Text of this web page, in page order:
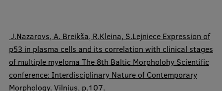
J.Nazarovs, A. Breikša, R.Kleina, S.Lejniece Expression of
p53 in plasma cells and its correlation with clinical stages
of multiple myeloma The 8th Baltic Morpholohy Scientific
conference: Interdisciplinary Nature of Contemporary
Morphology. Vilnius, p.107.